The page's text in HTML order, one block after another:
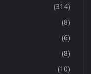
(314)
(8)
(6)
(8)
(10)